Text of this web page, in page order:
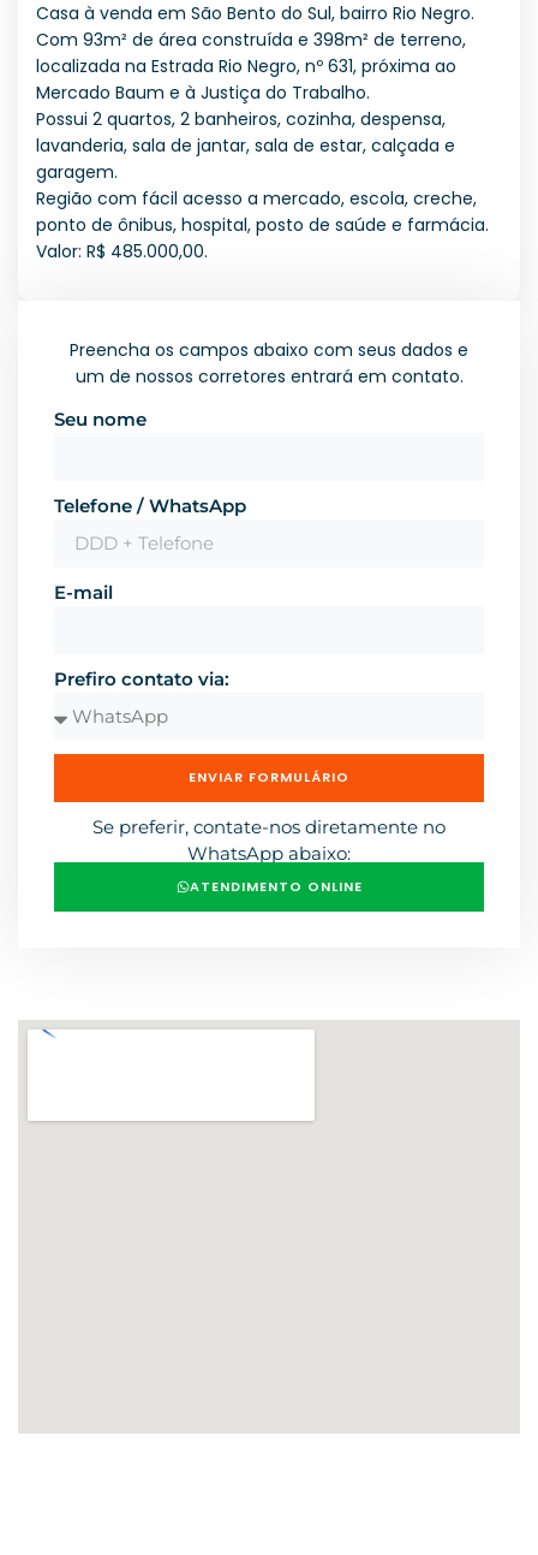
Casa à venda em São Bento do Sul, bairro Rio Negro.
Com 93m² de área construída e 398m² de terreno,
localizada na Estrada Rio Negro, nº 631, próxima ao
Mercado Baum e à Justiça do Trabalho.
Possui 2 quartos, 2 banheiros, cozinha, despensa,
lavanderia, sala de jantar, sala de estar, calçada e
garagem.
Região com fácil acesso a mercado, escola, creche,
ponto de ônibus, hospital, posto de saúde e farmácia.
Valor: R$ 485.000,00.
Preencha os campos abaixo com seus dados e
um de nossos corretores entrará em contato.
Seu nome
Telefone / WhatsApp
E-mail
Prefiro contato via:
ENVIAR FORMULÁRIO
Se preferir, contate-nos diretamente no
WhatsApp abaixo:
ATENDIMENTO ONLINE